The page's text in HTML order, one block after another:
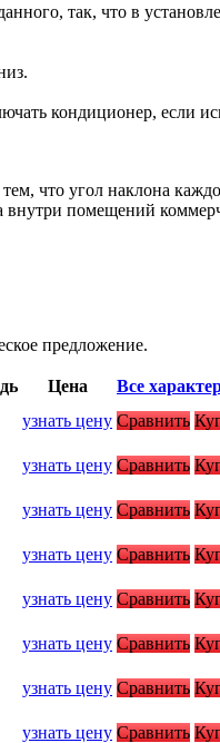
так, что в
кондиционер, если
что угол наклона
помещений
предложение.
Цена
Все
узнать цену Сравнить
узнать цену Сравнить
узнать цену Сравнить
узнать цену Сравнить
узнать цену Сравнить
узнать цену Сравнить
узнать цену Сравнить
узнать цену Сравнить